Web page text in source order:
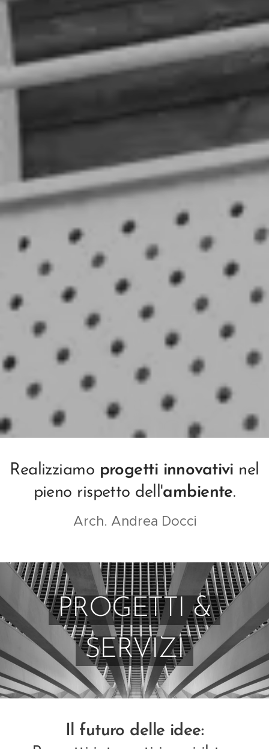
Realizziamo progetti innovativi nel
pieno rispetto dell'ambiente.
Arch. Andrea Docci
PROGETTI &
SERVIZI
Il futuro delle idee: